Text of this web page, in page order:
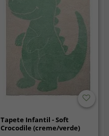
Tapete Infantil - Soft
Crocodile (creme/verde)